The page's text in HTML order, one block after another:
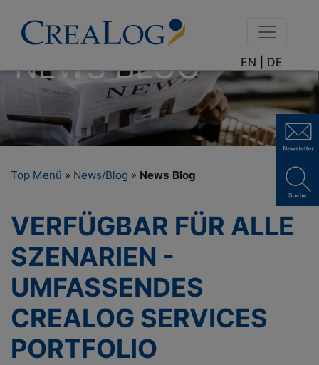
EN | DE
NEWS BLOG
Top Menü » News/Blog » News Blog
VERFÜGBAR FÜR ALLE
SZENARIEN -
UMFASSENDES
CREALOG SERVICES
PORTFOLIO